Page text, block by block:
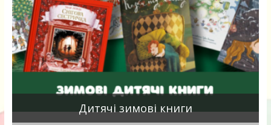
Дитячі зимові книги